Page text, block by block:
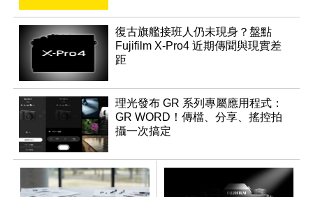
復古旗艦接班人仍未現身？盤點
Fujifilm X-Pro4 近期傳聞與現實差
距
理光發布 GR 系列專屬應用程式：
GR WORD！傳檔、分享、搖控拍
攝一次搞定